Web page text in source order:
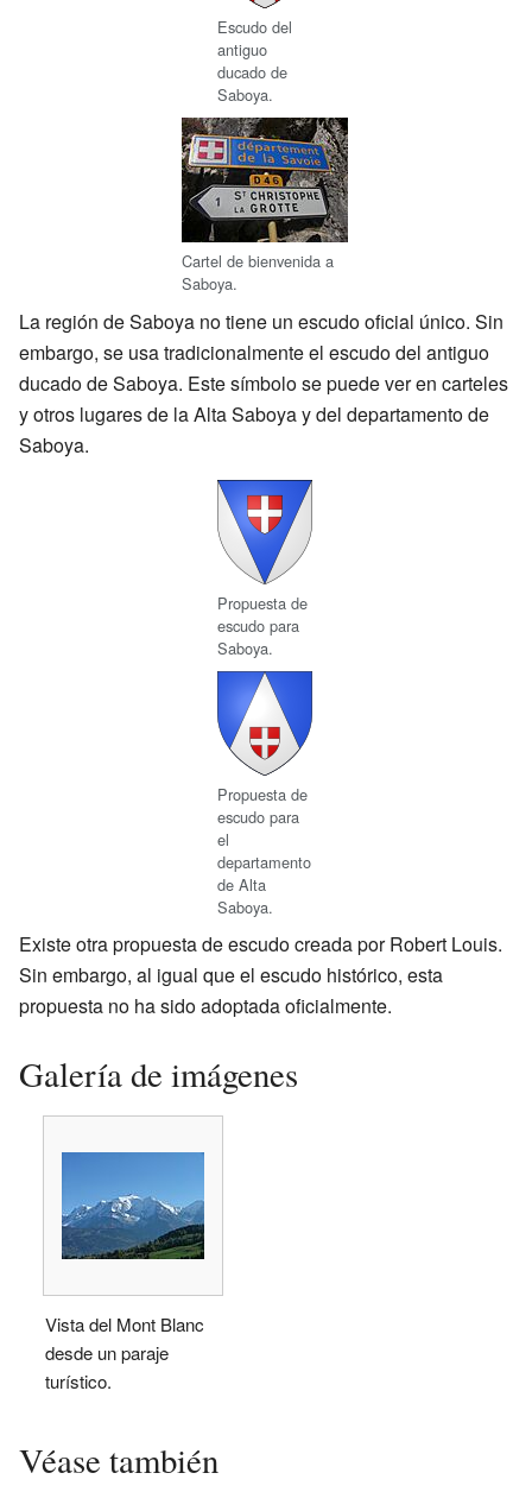
Escudo del
antiguo
ducado de
Saboya.
Cartel de bienvenida a
Saboya.
La región de Saboya no tiene un escudo oficial único. Sin
embargo, se usa tradicionalmente el escudo del antiguo
ducado de Saboya. Este símbolo se puede ver en carteles
y otros lugares de la Alta Saboya y del departamento de
Saboya.
Propuesta de
escudo para
Saboya.
Propuesta de
escudo para
el
departamento
de Alta
Saboya.
Existe otra propuesta de escudo creada por Robert Louis.
Sin embargo, al igual que el escudo histórico, esta
propuesta no ha sido adoptada oficialmente.
Galería de imágenes
Vista del Mont Blanc
desde un paraje
turístico.
Véase también